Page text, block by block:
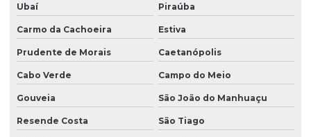
Ubaí Piraúba
Carmo da Cachoeira Estiva
Prudente de Morais Caetanópolis
Cabo Verde Campo do Meio
Gouveia São João do Manhuaçu
Resende Costa São Tiago